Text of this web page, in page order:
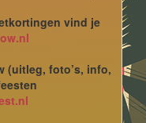
vind je
(uitleg, foto’s, info,